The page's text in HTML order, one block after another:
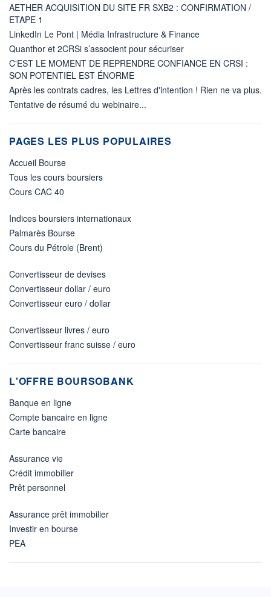
AETHER ACQUISITION DU SITE FR SXB2 : CONFIRMATION /
ETAPE 1
LinkedIn Le Pont | Média Infrastructure & Finance
Quanthor et 2CRSi s’associent pour sécuriser
C'EST LE MOMENT DE REPRENDRE CONFIANCE EN CRSI :
SON POTENTIEL EST ÉNORME
Après les contrats cadres, les Lettres d'intention ! Rien ne va plus.
Tentative de résumé du webinaire...
PAGES LES PLUS POPULAIRES
Accueil Bourse
Tous les cours boursiers
Cours CAC 40
Indices boursiers internationaux
Palmarès Bourse
Cours du Pétrole (Brent)
Convertisseur de devises
Convertisseur dollar / euro
Convertisseur euro / dollar
Convertisseur livres / euro
Convertisseur franc suisse / euro
L'OFFRE BOURSOBANK
Banque en ligne
Compte bancaire en ligne
Carte bancaire
Assurance vie
Crédit immobilier
Prêt personnel
Assurance prêt immobilier
Investir en bourse
PEA